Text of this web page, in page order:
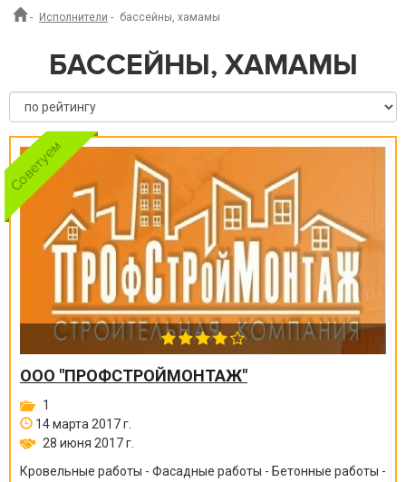
- Исполнители - бассейны, хамамы
БАССЕЙНЫ, ХАМАМЫ
ООО "ПРОФСТРОЙМОНТАЖ"
1
14 марта 2017 г.
28 июня 2017 г.
Кровельные работы - Фасадные работы - Бетонные работы -